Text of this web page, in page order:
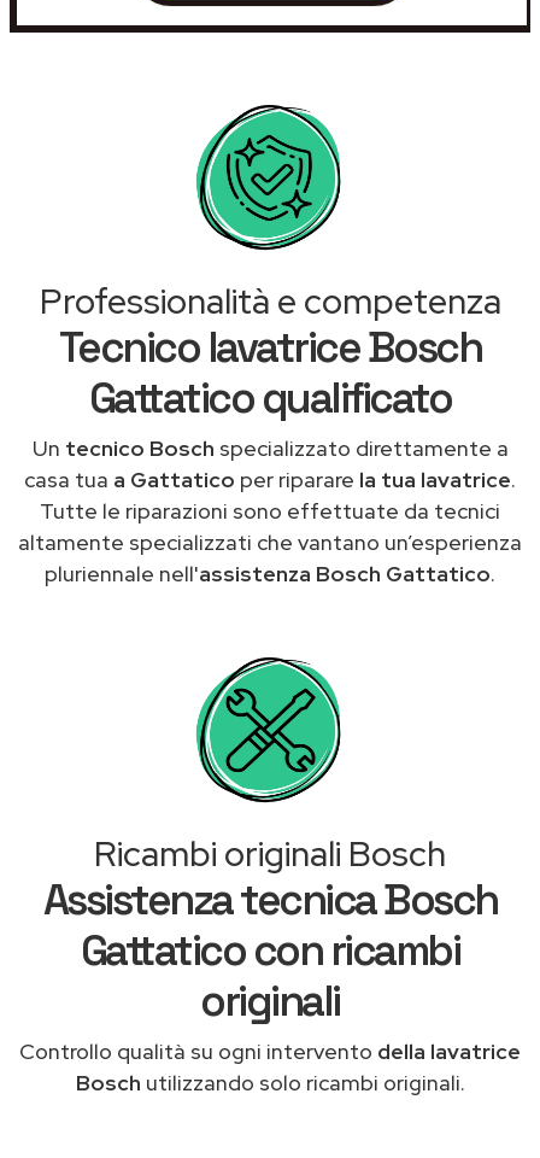
Professionalità e competenza
Tecnico lavatrice Bosch
Gattatico qualificato
Un tecnico Bosch specializzato direttamente a
casa tua a Gattatico per riparare la tua lavatrice.
Tutte le riparazioni sono effettuate da tecnici
altamente specializzati che vantano un’esperienza
pluriennale nell'assistenza Bosch Gattatico.
Ricambi originali Bosch
Assistenza tecnica Bosch
Gattatico con ricambi
originali
Controllo qualità su ogni intervento della lavatrice
Bosch utilizzando solo ricambi originali.